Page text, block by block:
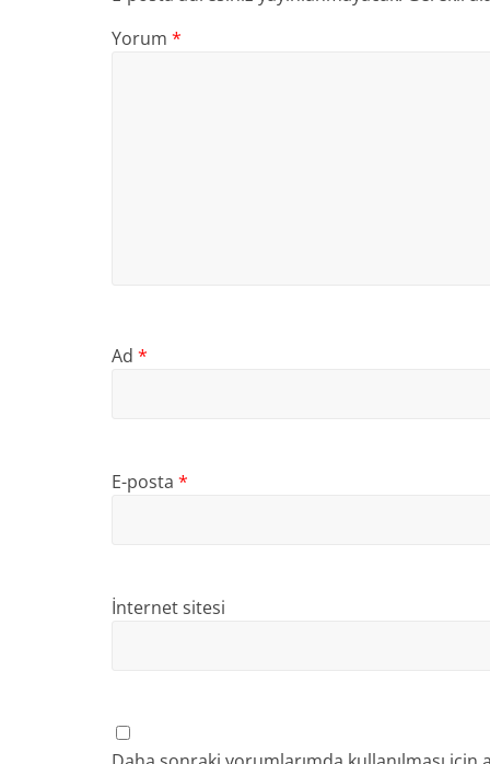
Yorum *
Ad *
E-posta *
İnternet sitesi